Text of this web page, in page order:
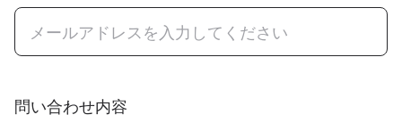
問い合わせ内容